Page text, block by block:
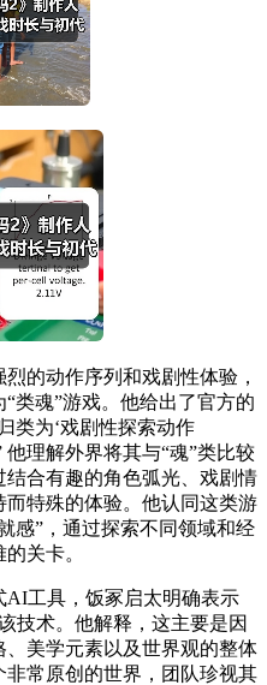
的动作序列和戏剧性体验，
类魂”游戏。他给出了官方的
类为‘戏剧性探索动作
他理解外界将其与“魂”类比较
合有趣的角色弧光、戏剧情
特殊的体验。他认同这类游
感”，通过探索不同领域和经
关卡。
工具，饭冢启太明确表示
技术。他解释，这主要是因
美学元素以及世界观的整体
常原创的世界，团队珍视其